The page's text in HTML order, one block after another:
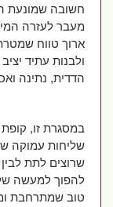
חשובה שמונעת
מעבר לעזרה
ארוך טווח
ולבנות עתיד
הדדית, נתינה
במסגרת זו, קופת
שליחות עמוקה של
שרוצים לתת לבין
להפוך למעשה
טוב שמתרחבת